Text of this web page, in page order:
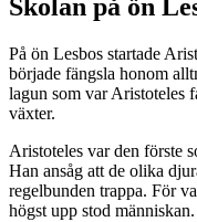
Skolan på ön
På ön Lesbos startade
började fängsla honom
lagun som var Aristoteles
växter.
Aristoteles var den förste
Han ansåg att de olika
regelbunden trappa. För
högst upp stod människan.